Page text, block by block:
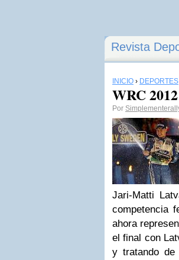
Revista
INICIO › DEPORTES
WRC
Por
Jari-Matti
competencia
ahora
el final con
y tratando de